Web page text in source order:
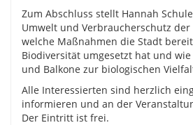
Zum Abschluss stellt Hannah
Umwelt und Verbraucherschutz
welche Maßnahmen die Stadt
Biodiversität umgesetzt hat und
und Balkone zur biologischen
Alle Interessierten sind herzlich
informieren und an der
Der Eintritt ist frei.